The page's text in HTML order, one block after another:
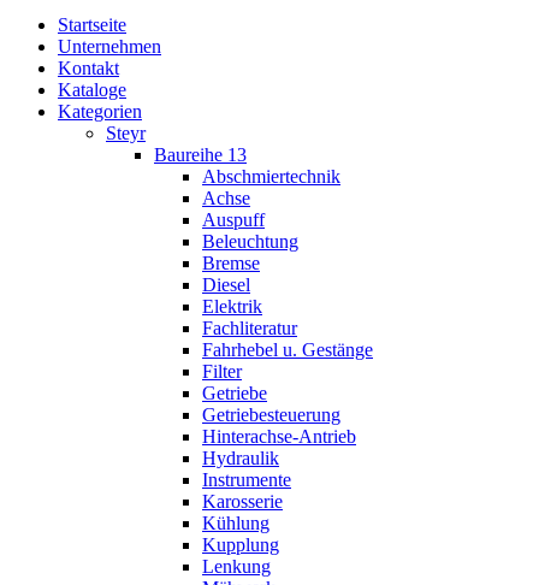
Startseite
Unternehmen
Kontakt
Kataloge
Kategorien
Steyr
Baureihe 13
Abschmiertechnik
Achse
Auspuff
Beleuchtung
Bremse
Diesel
Elektrik
Fachliteratur
Fahrhebel u. Gestänge
Filter
Getriebe
Getriebesteuerung
Hinterachse-Antrieb
Hydraulik
Instrumente
Karosserie
Kühlung
Kupplung
Lenkung